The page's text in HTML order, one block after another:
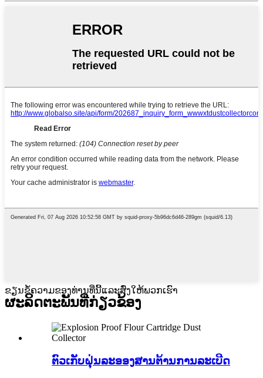
ຂຽນຂໍ້ຄວາມຂອງທ່ານທີ່ນີ້ແລະສົ່ງໃຫ້ພວກເຮົາ
ຜະ​ລິດ​ຕະ​ພັນ​ທີ່​ກ່ຽວ​ຂ້ອງ
ຕົວເກັບຝຸ່ນລະອອງສານຕ້ານການລະເບີດ